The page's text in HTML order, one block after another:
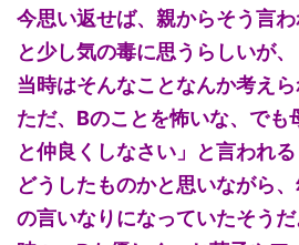
今思い返せば、親からそう言
と少し気の毒に思うらしいが、
当時はそんなことなんか考えら
ただ、Bのことを怖いな、でも
と仲良くしなさい」と言われる
どうしたものかと思いながら
の言いなりになっていたそうだ